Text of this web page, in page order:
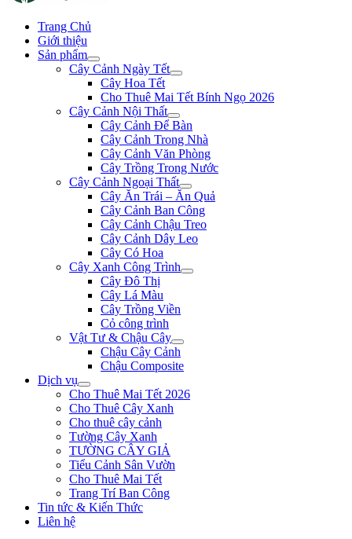
Trang Chủ
Giới thiệu
Sản phẩm
Cây Cảnh Ngày Tết
Cây Hoa Tết
Cho Thuê Mai Tết Bính Ngọ 2026
Cây Cảnh Nội Thất
Cây Cảnh Để Bàn
Cây Cảnh Trong Nhà
Cây Cảnh Văn Phòng
Cây Trồng Trong Nước
Cây Cảnh Ngoại Thất
Cây Ăn Trái – Ăn Quả
Cây Cảnh Ban Công
Cây Cảnh Chậu Treo
Cây Cảnh Dây Leo
Cây Có Hoa
Cây Xanh Công Trình
Cây Đô Thị
Cây Lá Màu
Cây Trồng Viền
Cỏ công trình
Vật Tư & Chậu Cây
Chậu Cây Cảnh
Chậu Composite
Dịch vụ
Cho Thuê Mai Tết 2026
Cho Thuê Cây Xanh
Cho thuê cây cảnh
Tường Cây Xanh
TƯỜNG CÂY GIẢ
Tiểu Cảnh Sân Vườn
Cho Thuê Mai Tết
Trang Trí Ban Công
Tin tức & Kiến Thức
Liên hệ